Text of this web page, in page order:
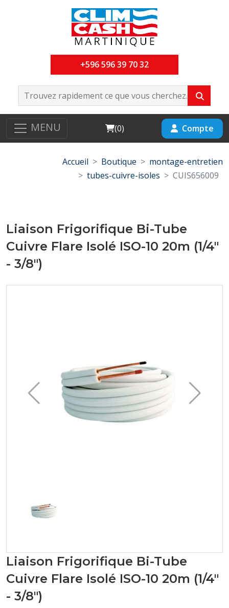
+596 596 39 70 32
MENU Cart
(0) Compte
Accueil Boutique
montage-entretien
tubes-cuivre-isoles
CUIS656009
Liaison Frigorifique Bi-Tube
Cuivre Flare Isolé ISO-10 20m (1/4"
- 3/8")
Liaison Frigorifique Bi-Tube
Cuivre Flare Isolé ISO-10 20m (1/4"
- 3/8")